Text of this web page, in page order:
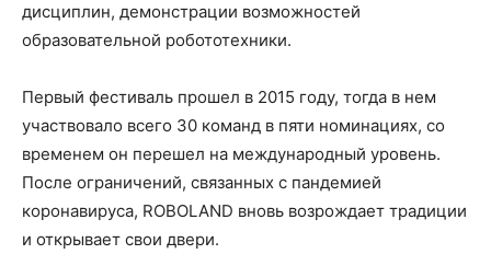
дисциплин, демонстрации возможностей
образовательной робототехники.
Первый фестиваль прошел в 2015 году, тогда в нем
участвовало всего 30 команд в пяти номинациях, со
временем он перешел на международный уровень.
После ограничений, связанных с пандемией
коронавируса, ROBOLAND вновь возрождает традиции
и открывает свои двери.